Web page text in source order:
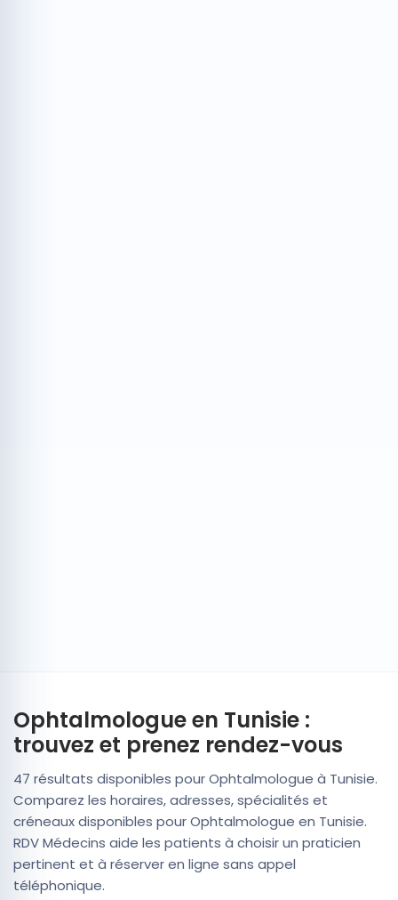
Ophtalmologue en Tunisie :
trouvez et prenez rendez-vous
47 résultats disponibles pour Ophtalmologue à Tunisie.
Comparez les horaires, adresses, spécialités et
créneaux disponibles pour Ophtalmologue en Tunisie.
RDV Médecins aide les patients à choisir un praticien
pertinent et à réserver en ligne sans appel
téléphonique.